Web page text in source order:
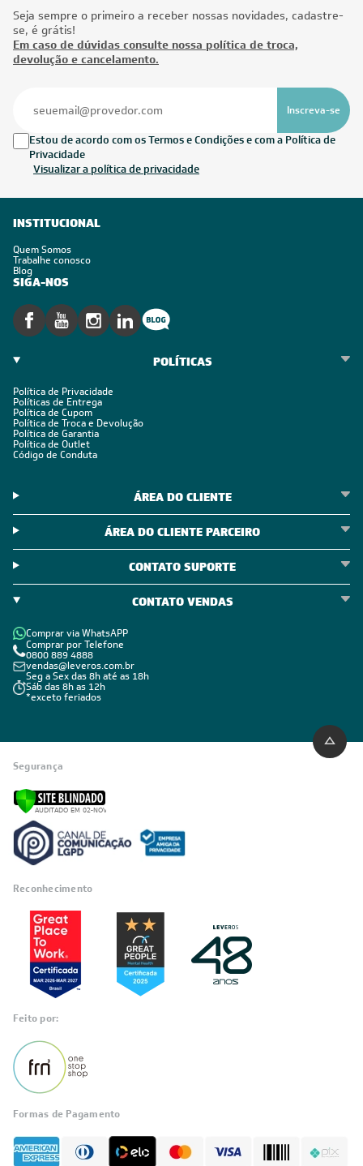
Seja sempre o primeiro a receber nossas novidades, cadastre-
se, é grátis!
Em caso de dúvidas consulte nossa política de troca,
devolução e cancelamento.
Inscreva-se
Estou de acordo com os Termos e Condições e com a Política de
Privacidade
Visualizar a política de privacidade
INSTITUCIONAL
Quem Somos
Trabalhe conosco
Blog
SIGA-NOS
POLÍTICAS
Política de Privacidade
Políticas de Entrega
Política de Cupom
Política de Troca e Devolução
Política de Garantia
Política de Outlet
Código de Conduta
ÁREA DO CLIENTE
ÁREA DO CLIENTE PARCEIRO
CONTATO SUPORTE
CONTATO VENDAS
Comprar via WhatsAPP
Comprar por Telefone
0800 889 4888
vendas@leveros.com.br
Seg a Sex das 8h até as 18h
Sáb das 8h as 12h
*exceto feriados
Segurança
Reconhecimento
Feito por:
Formas de Pagamento